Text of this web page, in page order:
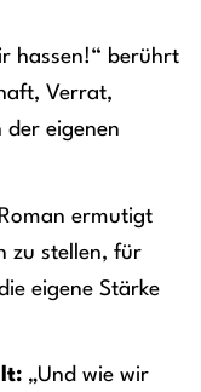
hassen!“ berührt
Verrat,
der eigenen
ermutigt
zu stellen, für
eigene Stärke
„Und wie wir